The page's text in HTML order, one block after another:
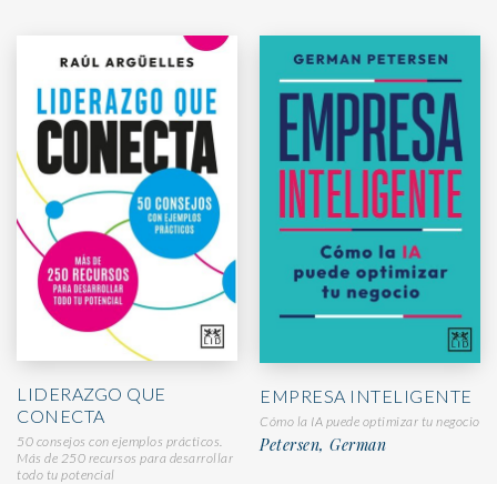
LIDERAZGO QUE
CONECTA
50 consejos con ejemplos prácticos.
Más de 250 recursos para desarrollar
todo tu potencial
EMPRESA INTELIGENTE
Cómo la IA puede optimizar tu negocio
Petersen, German